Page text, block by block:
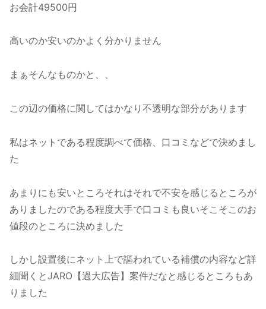
お会計49500円
高いのか安いのかよく分かりません
まぁそんなものかと、、
この辺の価格に関してはかなり不透明な部分があります
私はネットである程度調べて価格、口コミなどで決めまし
た
あまりにも安いところそれはそれで不安を感じるところが
ありましたのである程度大手で口コミも良いそこそこのお
値段のところに決めました
しかし設置後にネット上で謳われている補償の内容など詳
細聞くとJARO【過大広告】案件だなと感じるところもあ
りました